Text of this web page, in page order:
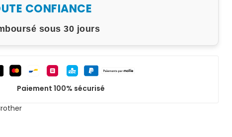
CONFIANCE
sous 30 jours
Paiement 100% sécurisé